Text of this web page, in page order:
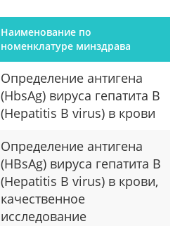
Наименование по
номенклатуре минздрава
Определение антигена
(HbsAg) вируса гепатита B
(Hepatitis B virus) в крови
Определение антигена
(HBsAg) вируса гепатита B
(Hepatitis B virus) в крови,
качественное
исследование